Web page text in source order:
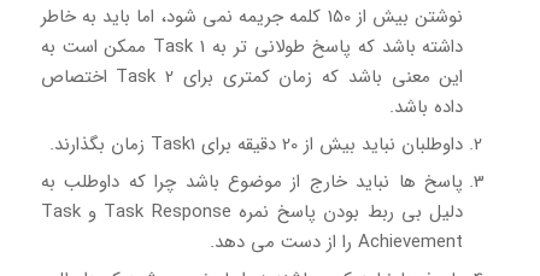
نوشتن بیش از 150 کلمه جریمه نمی شود، اما باید به خاطر
داشته باشد که پاسخ طولانی تر به Task 1 ممکن است به
این معنی باشد که زمان کمتری برای Task 2 اختصاص
داده باشد.
داوطلبان نباید بیش از 20 دقیقه برای Task1 زمان بگذارند.
پاسخ ها نباید خارج از موضوع باشد چرا که داوطلب به
دلیل بی ربط بودن پاسخ نمره Task Response و Task
Achievement را از دست می دهد.